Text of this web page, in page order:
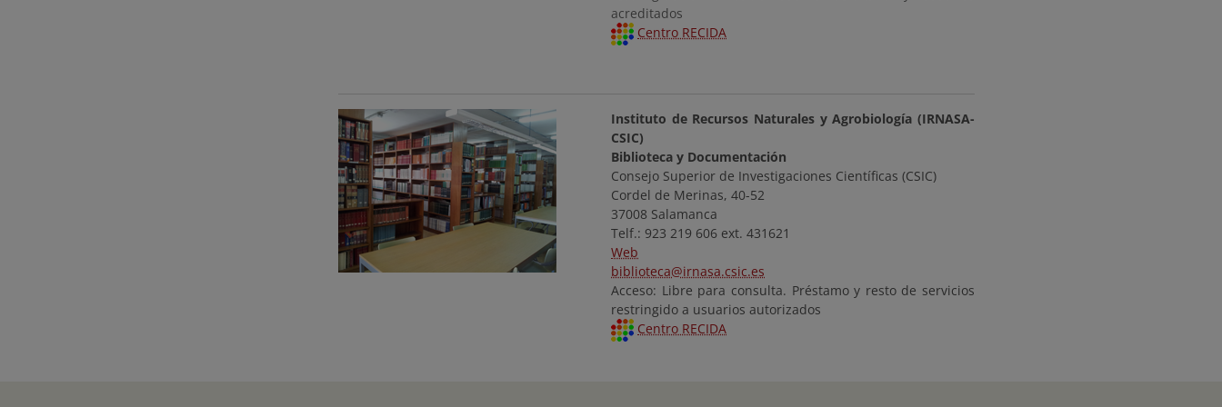
acreditados
Centro RECIDA
Instituto de Recursos Naturales y Agrobiología (IRNASA-
CSIC)
Biblioteca y Documentación
Consejo Superior de Investigaciones Científicas (CSIC)
Cordel de Merinas, 40-52
37008 Salamanca
Telf.: 923 219 606 ext. 431621
Web
biblioteca@irnasa.csic.es
Acceso: Libre para consulta. Préstamo y resto de servicios
restringido a usuarios autorizados
Centro RECIDA